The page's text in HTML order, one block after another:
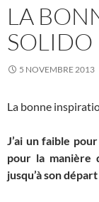
LA
SOLIDO
5 NOVEMBRE 2013
La bonne
J’ai un faible
pour la manière
jusqu’à son